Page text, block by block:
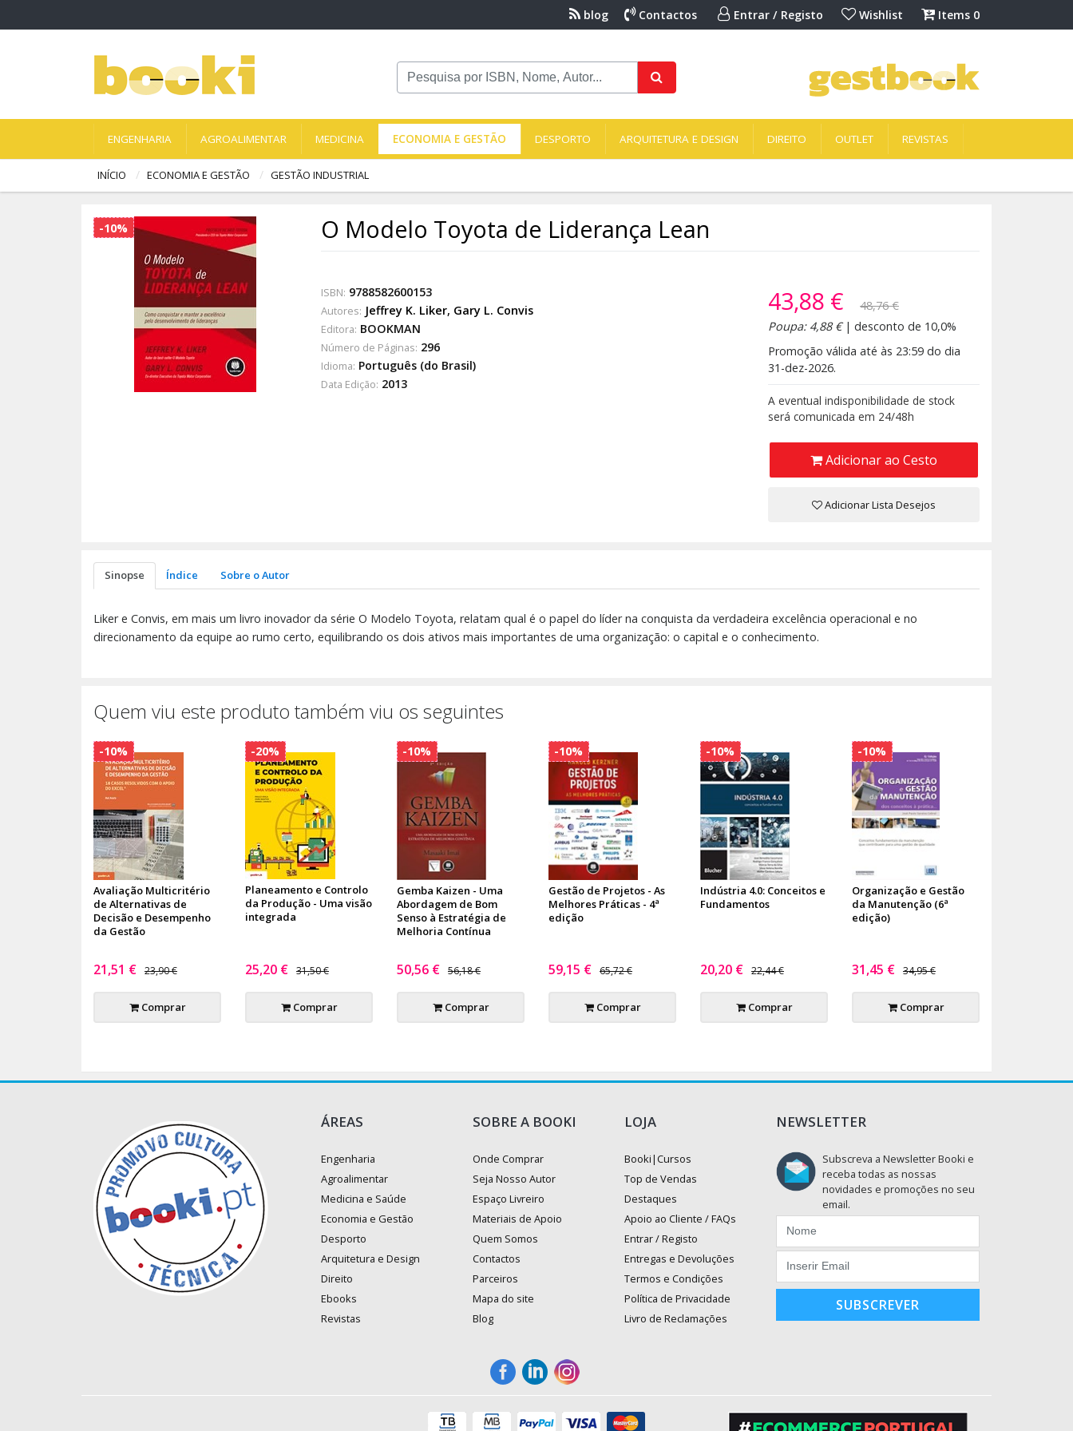
blog Contactos Entrar / Registo Wishlist Items 0
ENGENHARIA AGROALIMENTAR MEDICINA ECONOMIA E GESTÃO DESPORTO ARQUITETURA E DESIGN DIREITO OUTLET REVISTAS
INÍCIO ECONOMIA E GESTÃO GESTÃO INDUSTRIAL
-10% O Modelo Toyota de Liderança Lean
ISBN: 9788582600153
Autores: Jeffrey K. Liker, Gary L. Convis
Editora: BOOKMAN
Número de Páginas: 296
Idioma: Português (do Brasil)
Data Edição: 2013
43,88 €
48,76 €
Poupa: 4,88 €| desconto de 10,0%
Promoção válida até às 23:59 do dia
31-dez-2026.
A eventual indisponibilidade de stock
será comunicada em 24/48h
Adicionar ao Cesto
Adicionar Lista Desejos
Sinopse Índice Sobre o Autor
Liker e Convis, em mais um livro inovador da série O Modelo Toyota, relatam qual é o papel do líder na conquista da verdadeira excelência operacional e no
direcionamento da equipe ao rumo certo, equilibrando os dois ativos mais importantes de uma organização: o capital e o conhecimento.
Quem viu este produto também viu os seguintes
Avaliação Multicritério
de Alternativas de
Decisão e Desempenho
da Gestão
21,51 € 23,90 €
Comprar
-10%
Planeamento e Controlo
da Produção - Uma visão
integrada
25,20 € 31,50 €
Comprar
-20%
Gemba Kaizen - Uma
Abordagem de Bom
Senso à Estratégia de
Melhoria Contínua
50,56 € 56,18 €
Comprar
-10%
Gestão de Projetos - As
Melhores Práticas - 4ª
edição
59,15 € 65,72 €
Comprar
-10%
Indústria 4.0: Conceitos e
Fundamentos
20,20 € 22,44 €
Comprar
-10%
Organização e Gestão
da Manutenção (6ª
edição)
31,45 € 34,95 €
Comprar
-10%
ÁREAS
Engenharia
Agroalimentar
Medicina e Saúde
Economia e Gestão
Desporto
Arquitetura e Design
Direito
Ebooks
Revistas
SOBRE A BOOKI
Onde Comprar
Seja Nosso Autor
Espaço Livreiro
Materiais de Apoio
Quem Somos
Contactos
Parceiros
Mapa do site
Blog
LOJA
Booki|Cursos
Top de Vendas
Destaques
Apoio ao Cliente / FAQs
Entrar / Registo
Entregas e Devoluções
Termos e Condições
Política de Privacidade
Livro de Reclamações
NEWSLETTER
Subscreva a Newsletter Booki e
receba todas as nossas
novidades e promoções no seu
email.
SUBSCREVER